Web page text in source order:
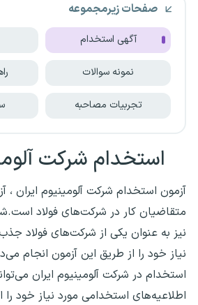
صفحات زیرمجموعه
آگهی استخدام
نمونه سوالات
تجربیات مصاحبه
استخدام شرکت
آزمون استخدام شرکت آلومینیوم ایران ،
متقاضیان کار در شرکت‌های فولاد
نیز به عنوان یکی از شرکت‌های فولاد
نیاز خود را از طریق این آزمون انجام
استخدام در شرکت آلومینیوم ایران
اطلاعیه‌های استخدامی مورد نیاز خود